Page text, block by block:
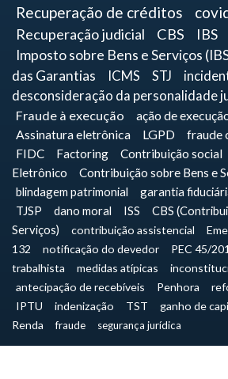
Recuperação de créditos
Recuperação judicial CBS IBS
Imposto sobre Bens e Serviços
das Garantias
ICMS STJ
desconsideração da personalidade
Fraude à execução
ação de
Assinatura eletrônica
LGPD fraude
FIDC Factoring Contribuição social
Eletrônico
Contribuição sobre Bens e
blindagem patrimonial
garantia
TJSP
dano moral ISS
CBS
Serviços)
contribuição assistencial
132
notificação do devedor PEC 45/
trabalhista
medidas atípicas
antecipação de recebíveis
Penhora
IPTU
indenização TST ganho de
Renda
fraude segurança jurídica